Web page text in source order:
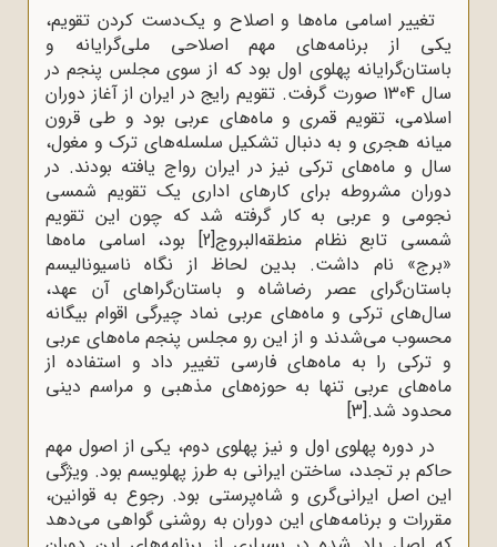
تغییر اسامی ماه‌ها و اصلاح و یک‌دست کردن تقویم،
یکی از برنامه‌های مهم اصلاحی ملی‌گرایانه و
باستان‌گرایانه پهلوی اول بود که از سوی مجلس پنجم در
سال 1304 صورت گرفت. تقویم رایج در ایران از آغاز دوران
اسلامی، تقویم قمری و ماه‌های عربی بود و طی قرون
میانه هجری و به دنبال تشکیل سلسله‌های ترک و مغول،
سال و ماه‌های ترکی نیز در ایران رواج یافته بودند. در
دوران مشروطه برای کارهای اداری یک تقویم شمسی
نجومی و عربی به کار گرفته شد که چون این تقویم
شمسی تابع نظام منطقه‌البروج[2]
بود، اسامی ماه‌ها
«برج» نام داشت. بدین لحاظ از نگاه ناسیونالیسم
باستان‌گرای عصر رضاشاه و باستان‌گراهای آن عهد،
سال‌های ترکی و ماه‌های عربی نماد چیرگی اقوام بیگانه
محسوب می‌شدند و از این رو مجلس پنجم ماه‌های عربی
و ترکی را به ماه‌های فارسی تغییر داد و استفاده از
ماه‌های عربی تنها به حوزه‌های مذهبی و مراسم دینی
محدود شد.[3]
در دوره پهلوی اول و نیز پهلوی دوم، یکی از اصول مهم
حاکم بر تجدد، ساختن ایرانی به طرز پهلویسم بود. ویژگی
این اصل ایرانی‌گری و شاه‌پرستی بود. رجوع به قوانین،
مقررات و برنامه‌های این دوران به روشنی گواهی می‌دهد